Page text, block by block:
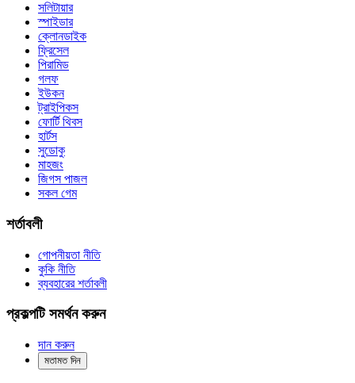
সলিটায়ার
স্পাইডার
ক্লোনডাইক
ফ্রিসেল
পিরামিড
গলফ
ইউকন
ট্রাইপিকস
ফোর্টি থিবস
হার্টস
সুডোকু
মাহজং
জিগস পাজল
সকল গেম
শর্তাবলী
গোপনীয়তা নীতি
কুকি নীতি
ব্যবহারের শর্তাবলী
প্রকল্পটি সমর্থন করুন
দান করুন
মতামত দিন